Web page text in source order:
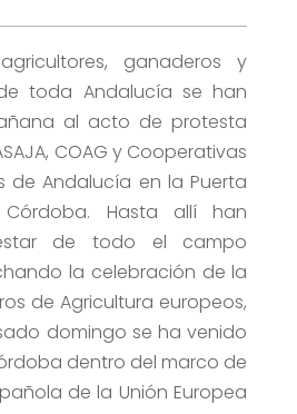
ganaderos y
toda Andalucía se han
al acto de protesta
COAG y Cooperativas
de Andalucía en la Puerta
Hasta allí han
de todo el campo
la celebración de la
de Agricultura europeos,
domingo se ha venido
dentro del marco de
de la Unión Europea